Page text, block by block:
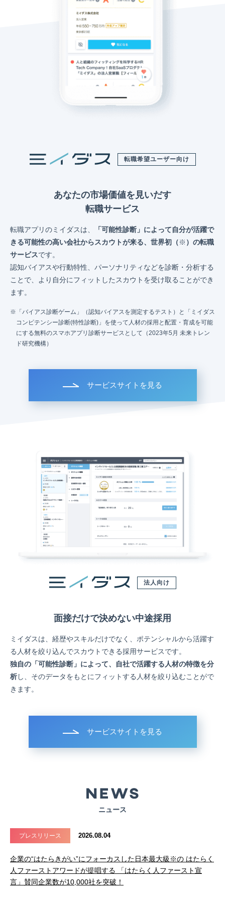
転職希望ユーザー向け
あなたの市場価値を見いだす
転職サービス
転職アプリのミイダスは、
「可能性診断」によって自分が活躍で
きる可能性の高い会社からスカウトが来る、世界初（※ ）の転職
サービスです。
認知バイアスや行動特性、パーソナリティなどを診断・分析する
ことで、より自分にフィットしたスカウトを受け取ることができ
ます。
「バイアス診断ゲーム」（認知バイアスを測定するテスト）と「ミイダス
コンピテンシー診断(特性診断)」を使って人材の採用と配置・育成を可能
にする無料のスマホアプリ診断サービスとして（2023年5月 未来トレン
ド研究機構）
サービスサイトを見る
法人向け
面接だけで決めない中途採用
ミイダスは、経歴やスキルだけでなく、ポテンシャルから活躍す
る人材を絞り込んでスカウトできる採用サービスです。
独自の「可能性診断」によって、自社で活躍する人材の特徴を分
析し、そのデータをもとにフィットする人材を絞り込むことがで
きます。
サービスサイトを見る
ニュース
プレスリリース 2026.08.04
企業の“はたらきがい”にフォーカスした日本最大級※の はたらく
人ファーストアワードが提唱する 「はたらく人ファースト宣
言」賛同企業数が10,000社を突破！